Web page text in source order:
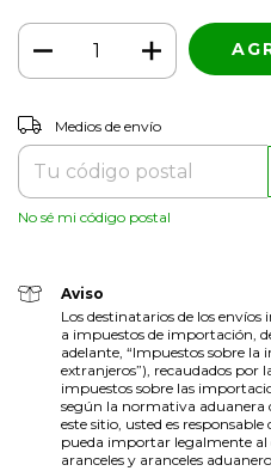
Entregas para el CP:
Medios de envío
No sé mi código postal
Aviso
Los destinatarios de los
a impuestos de importación,
adelante, “Impuestos sobre
extranjeros”), recaudados por
impuestos sobre las
según la normativa aduanera
este sitio, usted es
pueda importar legalmente al
aranceles y aranceles